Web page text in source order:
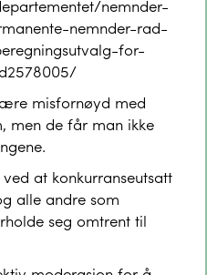
nemnder-
nemnder-rad-
for-
misfornøyd med
men de får man ikke
at konkurranseutsatt
alle andre som
seg omtrent til